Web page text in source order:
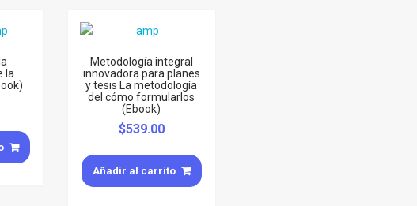
la
Metodología integral
innovadora para planes
y tesis La metodología
del cómo formularlos
(Ebook)
$539.00
Añadir al carrito